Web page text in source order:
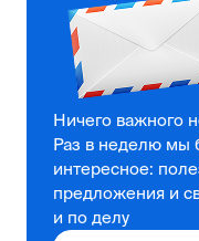
Ничего важного
Раз в неделю мы
интересное:
предложения и
и по делу